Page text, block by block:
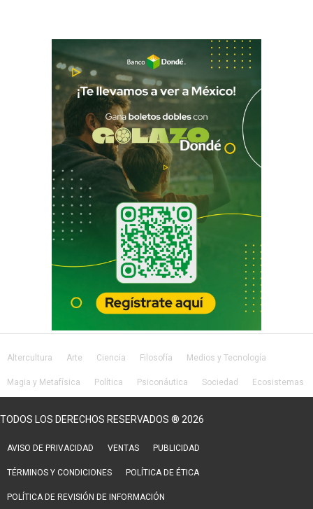
Altercultura Arte Ciencia Filosofía Medios y Tecnología
Magia y Metafísica Política Psiconáutica Sociedad Ecosistemas
TODOS LOS DERECHOS RESERVADOS ® 2026
AVISO DE PRIVACIDAD VENTAS PUBLICIDAD
TÉRMINOS Y CONDICIONES POLÍTICA DE ÉTICA
POLÍTICA DE REVISIÓN DE INFORMACIÓN